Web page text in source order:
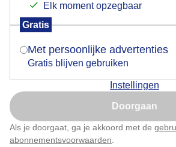
Elk moment opzegbaar
Gratis
Met persoonlijke advertenties
Gratis blijven gebruiken
Instellingen
Doorgaan
Als je doorgaat, ga je akkoord met de
abonnementsvoorwaarden
Door: Geeske Harkema Gemaakt: 18-01-
Is goed, toon de
Nu niet, misschien
Klik hierom dit aan te